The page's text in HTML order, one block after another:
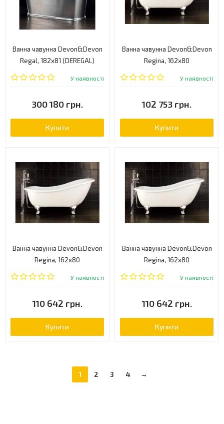
Ванна чавунна Devon&Devon
Regal, 182x81 (DEREGAL)
У наявності
300 180 грн.
Купити
Ванна чавунна Devon&Devon
Regina, 162x80
(2MRREGINAPDALDD)
У наявності
102 753 грн.
Купити
Ванна чавунна Devon&Devon
Regina, 162x80
(2MRREGINAPDBIDD)
У наявності
110 642 грн.
Купити
Ванна чавунна Devon&Devon
Regina, 162x80
(2MRREGINAPDCRDD)
У наявності
110 642 грн.
Купити
1 2 3 4 →